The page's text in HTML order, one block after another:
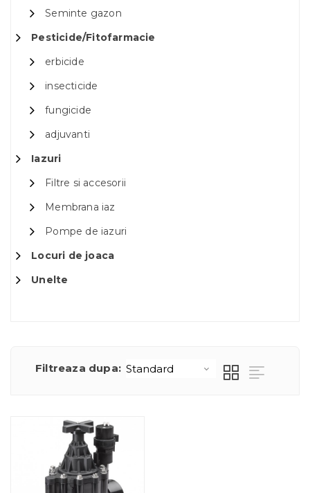
Seminte gazon
Pesticide/Fitofarmacie
erbicide
insecticide
fungicide
adjuvanti
Iazuri
Filtre si accesorii
Membrana iaz
Pompe de iazuri
Locuri de joaca
Unelte
Filtreaza dupa: